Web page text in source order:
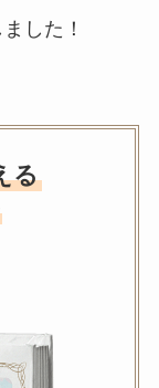
した！
る